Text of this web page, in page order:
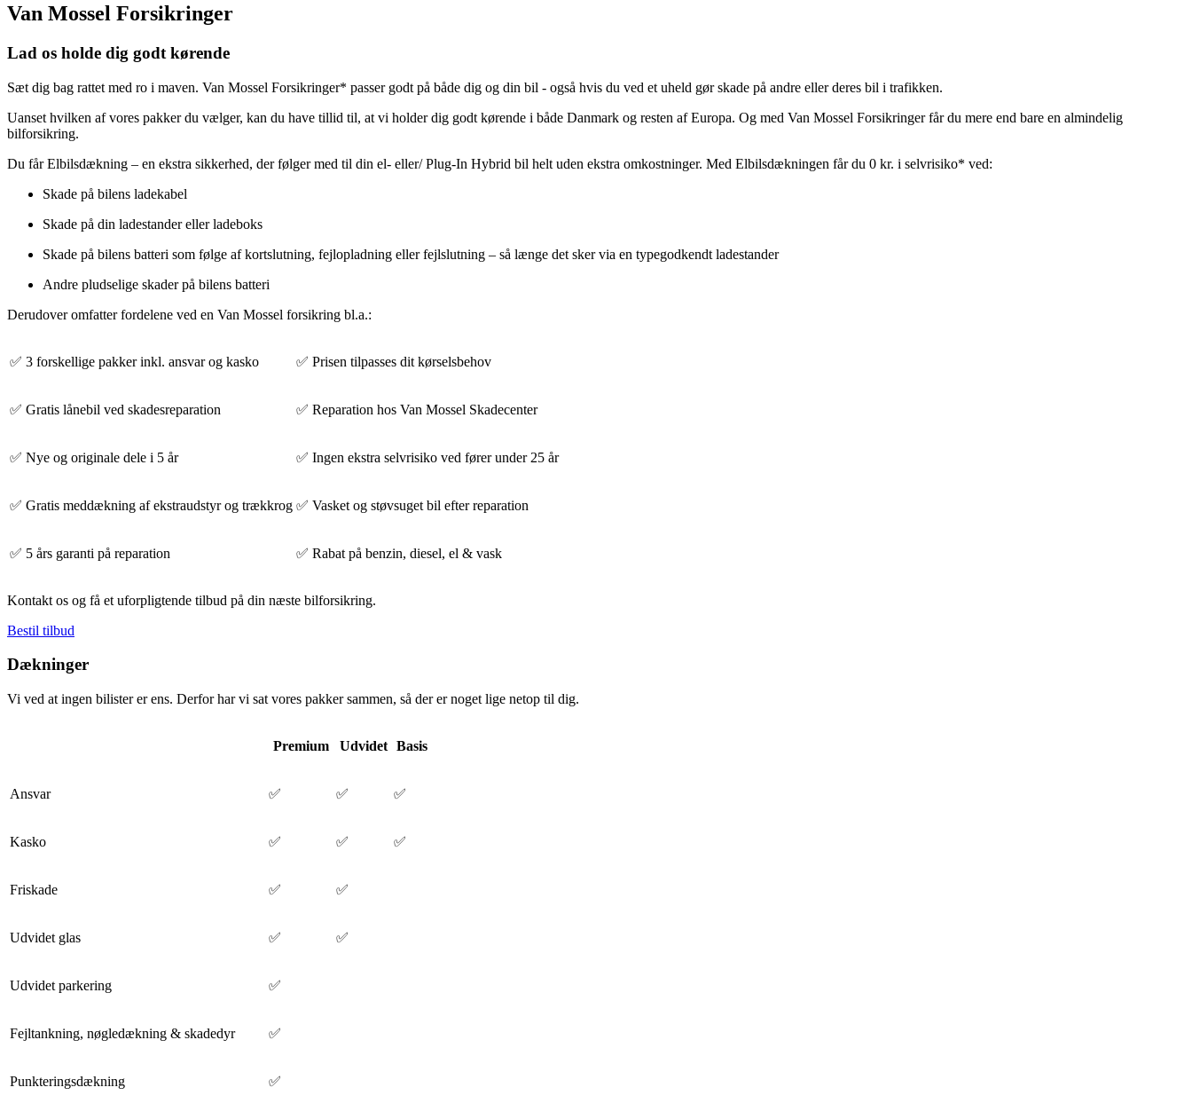
Van Mossel Forsikringer
Lad os holde dig godt kørende
Sæt dig bag rattet med ro i maven. Van Mossel Forsikringer* passer godt på både dig og din bil - også hvis du ved et uheld gør skade på andre eller deres bil i trafikken.
Uanset hvilken af vores pakker du vælger, kan du have tillid til, at vi holder dig godt kørende i både Danmark og resten af Europa. Og med Van Mossel Forsikringer får du mere end bare en almindelig
bilforsikring.
Du fårElbilsdækning – en ekstra sikkerhed, der følger med til din el- eller/ Plug-In Hybrid bil helt uden ekstra omkostninger. Med Elbilsdækningen får du 0 kr. i selvrisiko* ved:
Skade på bilens ladekabel
Skade på din ladestander eller ladeboks
Skade på bilens batteri som følge af kortslutning, fejlopladning eller fejlslutning – så længe det sker via en typegodkendt ladestander
Andre pludselige skaderpå bilens batteri
Derudover omfatter fordelene ved en Van Mossel forsikring bl.a.:
✅ 3 forskellige pakker inkl. ansvar og kasko ✅ Prisen tilpasses dit kørselsbehov
✅ Gratis lånebil ved skadesreparation ✅ Reparation hos Van Mossel Skadecenter
✅ Nye og originale dele i 5 år ✅ Ingen ekstra selvrisiko ved fører under 25 år
✅ Gratis meddækning af ekstraudstyr og trækkrog ✅ Vasket og støvsuget bil efter reparation
✅ 5 års garanti på reparation ✅ Rabat på benzin, diesel, el & vask
Kontakt os og få et uforpligtende tilbud på din næste bilforsikring.
Bestil tilbud
Dækninger
Vi ved at ingen bilister er ens. Derfor har vi sat vores pakker sammen, så der er noget lige netop til dig.
Premium Udvidet Basis
Ansvar ✅ ✅ ✅
Kasko ✅ ✅ ✅
Friskade ✅ ✅
Udvidet glas ✅ ✅
Udvidet parkering ✅
Fejltankning, nøgledækning & skadedyr ✅
Punkteringsdækning ✅